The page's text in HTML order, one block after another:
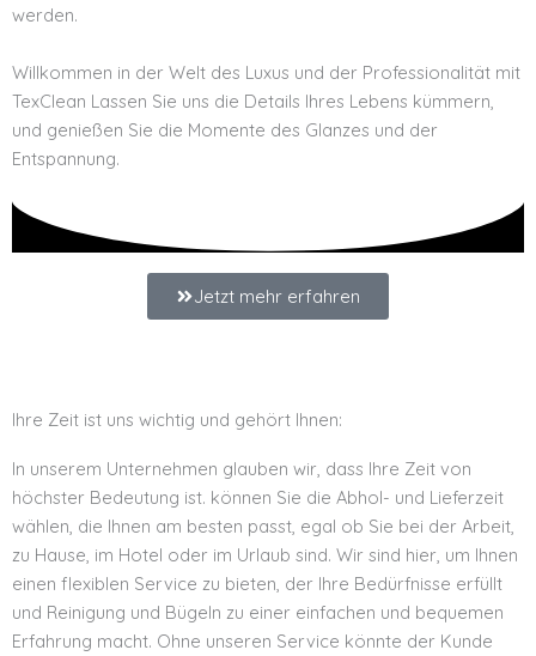
werden.
Willkommen in der Welt des Luxus und der Professionalität mit
TexClean Lassen Sie uns die Details Ihres Lebens kümmern,
und genießen Sie die Momente des Glanzes und der
Entspannung.
Jetzt mehr erfahren
Ihre Zeit ist uns wichtig und gehört Ihnen:
In unserem Unternehmen glauben wir, dass Ihre Zeit von
höchster Bedeutung ist. können Sie die Abhol- und Lieferzeit
wählen, die Ihnen am besten passt, egal ob Sie bei der Arbeit,
zu Hause, im Hotel oder im Urlaub sind. Wir sind hier, um Ihnen
einen flexiblen Service zu bieten, der Ihre Bedürfnisse erfüllt
und Reinigung und Bügeln zu einer einfachen und bequemen
Erfahrung macht. Ohne unseren Service könnte der Kunde